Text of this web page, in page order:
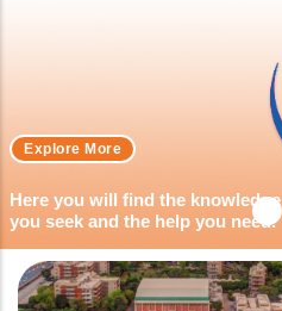
Here you will find the knowledge
you seek and the help you need.
Explore More